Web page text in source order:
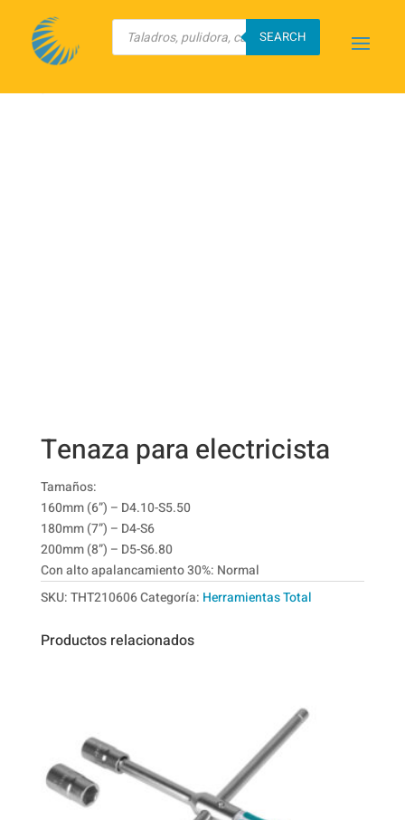
Búsqueda
productos
SEARCH
Inicio Herramientas Total/ Tenaza
Tenaza para electricista
Tamaños:
160mm (6”) – D4.10-S5.50
180mm (7”) – D4-S6
200mm (8”) – D5-S6.80
Con alto apalancamiento 30%: Normal
SKU:THT210606Categoría: Herramientas Total
Productos relacionados